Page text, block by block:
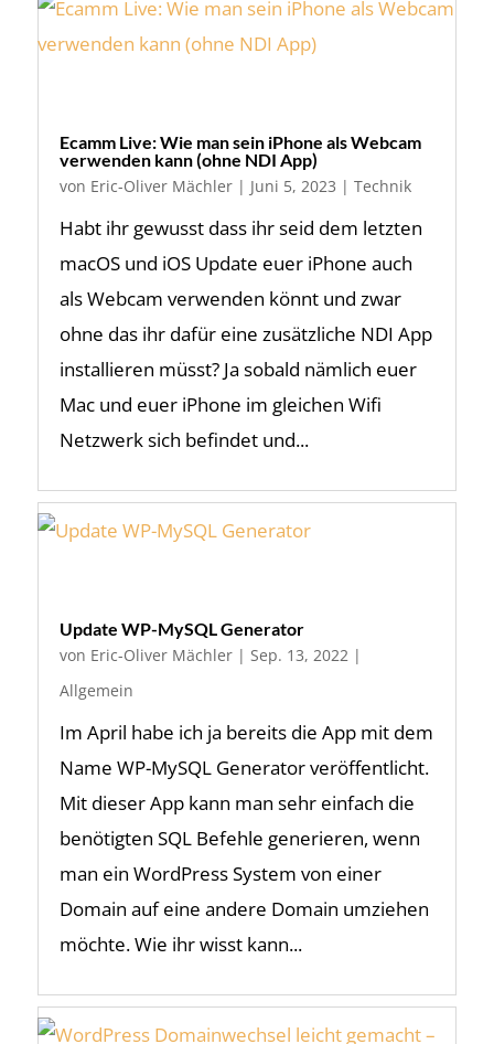
Ecamm Live: Wie man sein iPhone als Webcam
verwenden kann (ohne NDI App)
von Eric-Oliver Mächler| Juni 5, 2023 | Technik
Habt ihr gewusst dass ihr seid dem letzten
macOS und iOS Update euer iPhone auch
als Webcam verwenden könnt und zwar
ohne das ihr dafür eine zusätzliche NDI App
installieren müsst? Ja sobald nämlich euer
Mac und euer iPhone im gleichen Wifi
Netzwerk sich befindet und...
Update WP-MySQL Generator
von Eric-Oliver Mächler| Sep. 13, 2022|
Allgemein
Im April habe ich ja bereits die App mit dem
Name WP-MySQL Generator veröffentlicht.
Mit dieser App kann man sehr einfach die
benötigten SQL Befehle generieren, wenn
man ein WordPress System von einer
Domain auf eine andere Domain umziehen
möchte. Wie ihr wisst kann...